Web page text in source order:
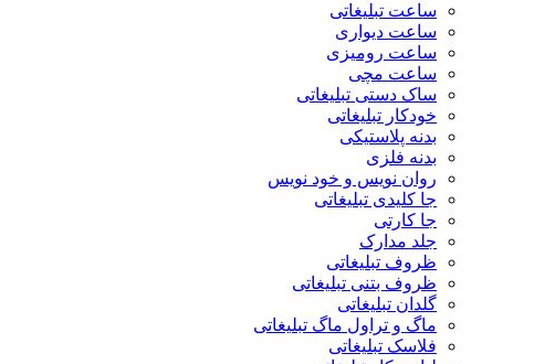
ساعت تبلیغاتی
ساعت دیواری
ساعت رومیزی
ساعت مچی
ساک دستی تبلیغاتی
خودکار تبلیغاتی
بدنه پلاستیکی
بدنه فلزی
روان نویس و خود نویس
جا کلیدی تبلیغاتی
جا کارتی
جلد مدارک
ظروف تبلیغاتی
ظروف بتنی تبلیغاتی
گلدان تبلیغاتی
ماگ و تراول ماگ تبلیغاتی
فلاسک تبلیغاتی